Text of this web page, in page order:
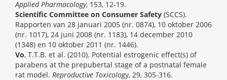
Applied Pharmacology, 153, 12-19.
Scientific Committee on Consumer Safety (SCCS).
Rapporten van 28 januari 2005 (nr. 0874), 10 oktober 2006
(nr. 1017), 24 juni 2008 (nr. 1183), 14 december 2010
(1348) en 10 oktober 2011 (nr. 1446).
Vo, T.T.B. et al. (2010). Potential estrogenic effect(s) of
parabens at the prepubertal stage of a postnatal female
rat model. Reproductive Toxicology, 29, 305-316.